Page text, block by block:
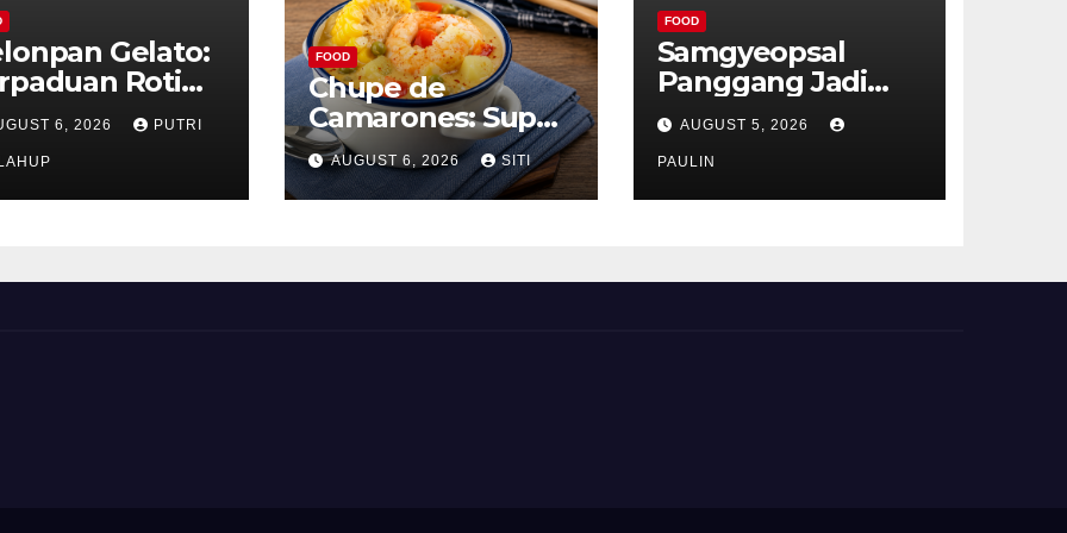
Gelato:
Roti
dan Es
Lembut yang
6, 2026 PUTRI
FOOD
Chupe de
Camarones: Sup
Udang Khas Peru
yang Gurih Lezat
AUGUST 6, 2026 SITI
FOOD
Samgyeopsal
Panggang Jadi
Favorit Pecinta
Kuliner Korea
AUGUST 5, 2026
PAULIN